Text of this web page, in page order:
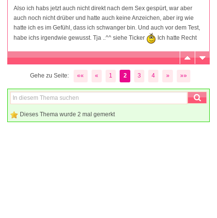
Also ich habs jetzt auch nicht direkt nach dem Sex gespürt, war aber
auch noch nicht drüber und hatte auch keine Anzeichen, aber irg wie
hatte ich es im Gefühl, dass ich schwanger bin. Und auch vor dem Test,
habe ichs irgendwie gewusst. Tja ..^^ siehe Ticker
Ich hatte Recht
Gehe zu Seite: «« « 1 2 3 4 » »»
Dieses Thema wurde 2 mal gemerkt